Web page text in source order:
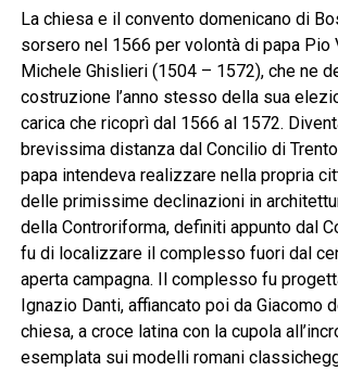
La chiesa e il convento domenicano di
sorsero nel 1566 per volontà di papa Pio
Michele Ghislieri (1504 – 1572), che ne
costruzione l’anno stesso della sua
carica che ricoprì dal 1566 al 1572.
brevissima distanza dal Concilio di
papa intendeva realizzare nella propria
delle primissime declinazioni in
della Controriforma, definiti appunto dal
fu di localizzare il complesso fuori dal
aperta campagna. Il complesso fu
Ignazio Danti, affiancato poi da Giacomo
chiesa, a croce latina con la cupola
esemplata sui modelli romani